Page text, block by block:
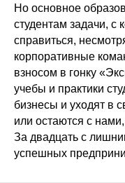
Но основное
студентам задачи,
справиться,
корпоративные
взносом в гонку
учебы и практики
бизнесы и уходят в
или остаются с
За двадцать с
успешных